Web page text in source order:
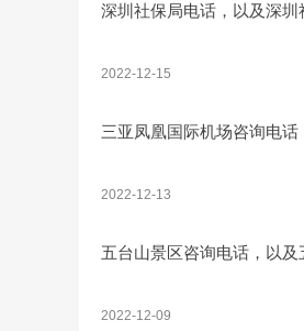
深圳社保局电话，以及深圳
2022-12-15
三亚凤凰国际机场咨询电
2022-12-13
五台山景区咨询电话，以及
2022-12-09